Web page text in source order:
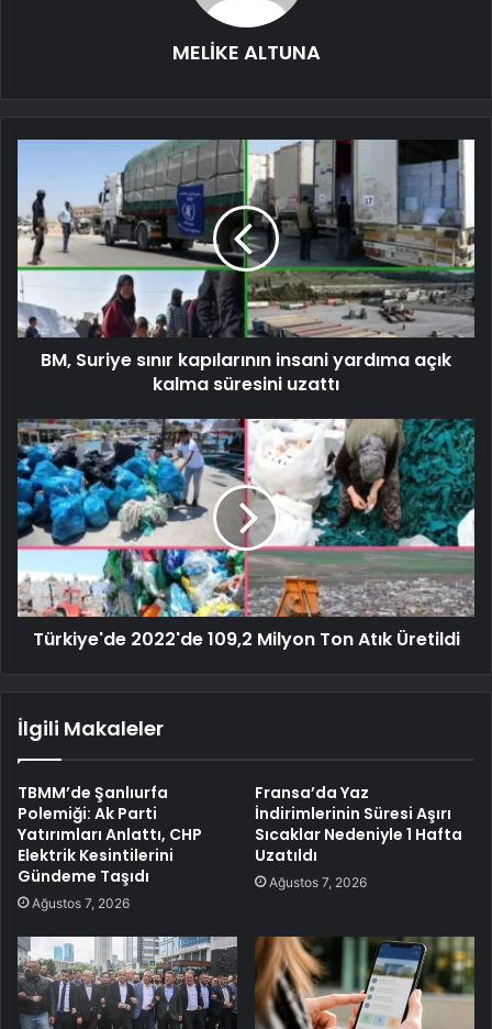
MELİKE ALTUNA
BM, Suriye sınır kapılarının insani yardıma açık
kalma süresini uzattı
Türkiye'de 2022'de 109,2 Milyon Ton Atık Üretildi
İlgili Makaleler
TBMM’de Şanlıurfa
Polemiği: Ak Parti
Yatırımları Anlattı, CHP
Elektrik Kesintilerini
Gündeme Taşıdı
Ağustos 7, 2026
Fransa’da Yaz
İndirimlerinin Süresi Aşırı
Sıcaklar Nedeniyle 1 Hafta
Uzatıldı
Ağustos 7, 2026